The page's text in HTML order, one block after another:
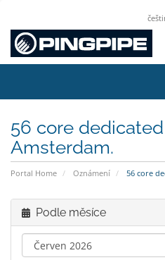
56 core
Amsterdam.
Portal Home Oznámení 56 core
Podle měsíce